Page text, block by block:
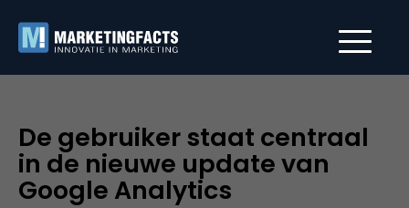
De gebruiker staat centraal
in de nieuwe update van
Google Analytics